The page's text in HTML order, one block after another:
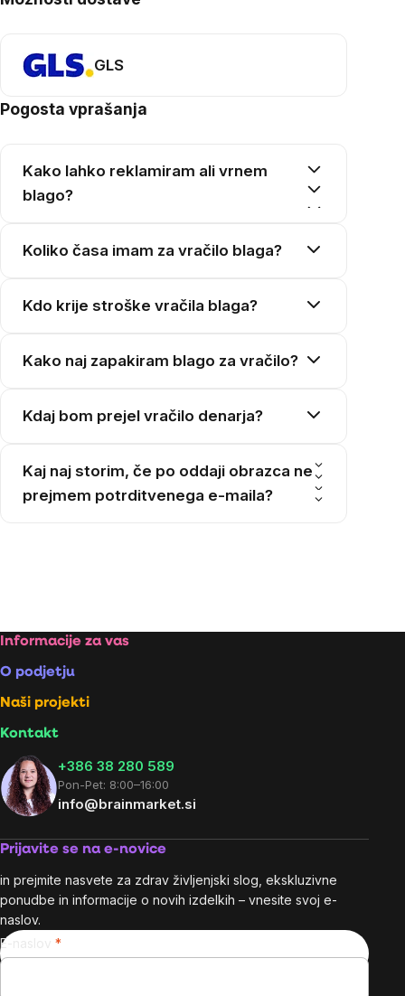
GLS
Pogosta vprašanja
Kako lahko reklamiram ali vrnem
blago?
Koliko časa imam za vračilo blaga?
Kdo krije stroške vračila blaga?
Kako naj zapakiram blago za vračilo?
Kdaj bom prejel vračilo denarja?
Kaj naj storim, če po oddaji obrazca ne
prejmem potrditvenega e-maila?
Footer
Informacije za vas
O podjetju
Naši projekti
Kontakt
+386 38 280 589
Pon-Pet: 8:00–16:00
info@brainmarket.si
Prijavite se na e-novice
in prejmite nasvete za zdrav življenjski slog, ekskluzivne
ponudbe in informacije o novih izdelkih – vnesite svoj e-
naslov.
E-naslov